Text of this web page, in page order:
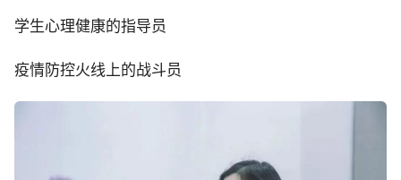
学生心理健康的指导员
疫情防控火线上的战斗员